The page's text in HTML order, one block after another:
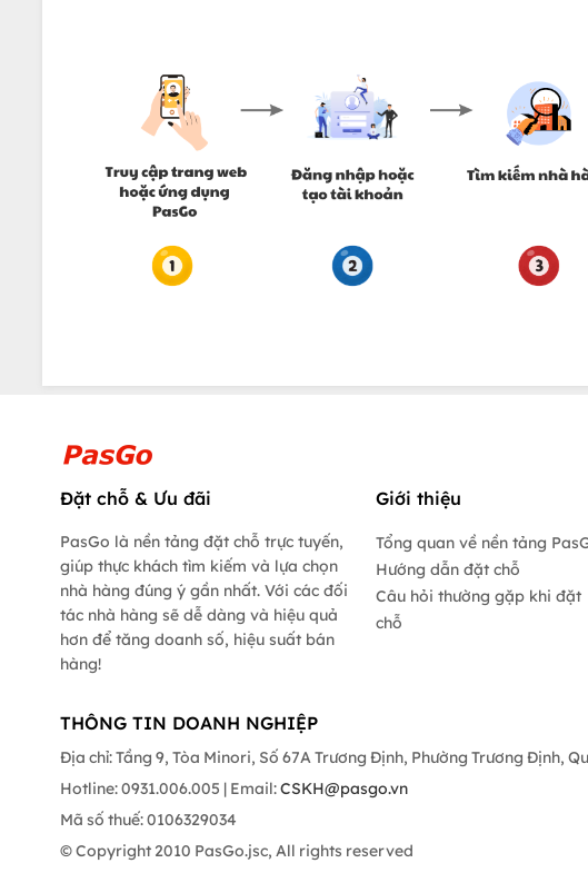
Đặt chỗ & Ưu đãi
PasGo là nền tảng đặt chỗ trực tuyến,
giúp thực khách tìm kiếm và lựa chọn
nhà hàng đúng ý gần nhất. Với các đối
tác nhà hàng sẽ dễ dàng và hiệu quả
hơn để tăng doanh số, hiệu suất bán
hàng!
Giới thiệu
Tổng quan về nền tảng
Hướng dẫn đặt chỗ
Câu hỏi thường gặp khi đặt
chỗ
THÔNG TIN DOANH NGHIỆP
Địa chỉ: Tầng 9, Tòa Minori, Số 67A Trương Định, Phường Trương Định,
Hotline: 0931.006.005 | Email:CSKH@pasgo.vn
Mã số thuế: 0106329034
© Copyright 2010 PasGo.jsc, All rights reserved